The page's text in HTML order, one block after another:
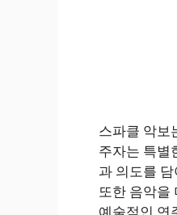
스파클 악보
주자는 특별
과 의도를
또한 음악을